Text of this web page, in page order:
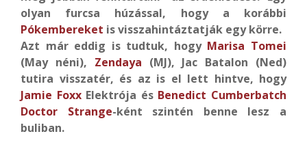
olyan furcsa húzással, hogy a korábbi
Pókembereket is visszahintáztatják egy körre.
Azt már eddig is tudtuk, hogy Marisa Tomei
(May néni), Zendaya (MJ), Jac Batalon (Ned)
tutira visszatér, és az is el lett hintve, hogy
Jamie FoxxElektrója és Benedict Cumberbatch
Doctor Strange-ként szintén benne lesz a
buliban.